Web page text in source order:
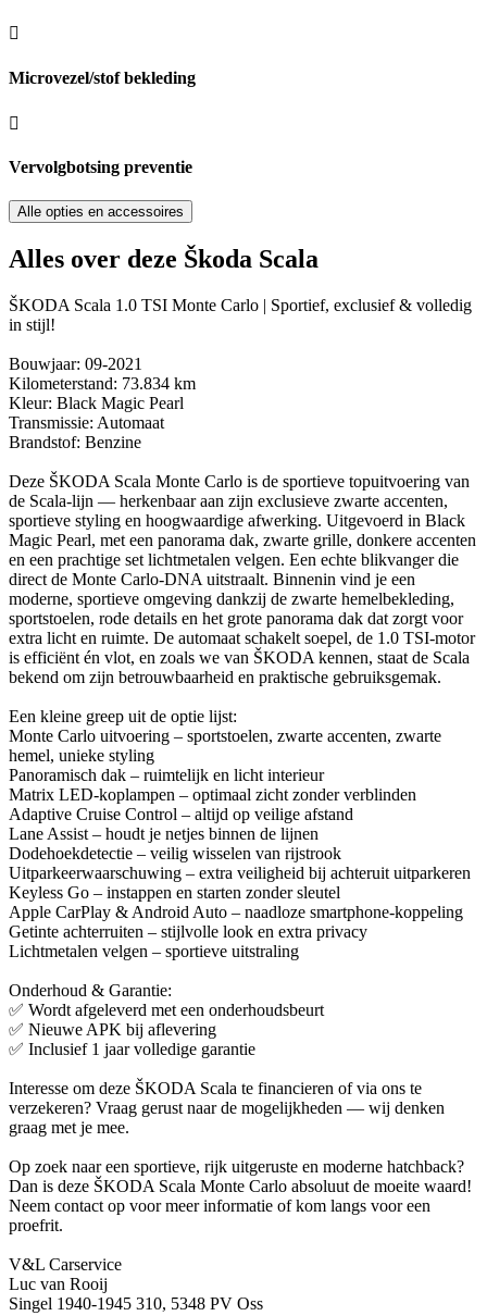
Microvezel/stof bekleding
Vervolgbotsing preventie
Alle opties en accessoires
Alles over deze Škoda Scala
ŠKODA Scala 1.0 TSI Monte Carlo | Sportief, exclusief & volledig
in stijl!
Bouwjaar: 09-2021
Kilometerstand: 73.834 km
Kleur: Black Magic Pearl
Transmissie: Automaat
Brandstof: Benzine
Deze ŠKODA Scala Monte Carlo is de sportieve topuitvoering van
de Scala-lijn — herkenbaar aan zijn exclusieve zwarte accenten,
sportieve styling en hoogwaardige afwerking. Uitgevoerd in Black
Magic Pearl, met een panorama dak, zwarte grille, donkere accenten
en een prachtige set lichtmetalen velgen. Een echte blikvanger die
direct de Monte Carlo-DNA uitstraalt. Binnenin vind je een
moderne, sportieve omgeving dankzij de zwarte hemelbekleding,
sportstoelen, rode details en het grote panorama dak dat zorgt voor
extra licht en ruimte. De automaat schakelt soepel, de 1.0 TSI-motor
is efficiënt én vlot, en zoals we van ŠKODA kennen, staat de Scala
bekend om zijn betrouwbaarheid en praktische gebruiksgemak.
Een kleine greep uit de optie lijst:
Monte Carlo uitvoering – sportstoelen, zwarte accenten, zwarte
hemel, unieke styling
Panoramisch dak – ruimtelijk en licht interieur
Matrix LED-koplampen – optimaal zicht zonder verblinden
Adaptive Cruise Control – altijd op veilige afstand
Lane Assist – houdt je netjes binnen de lijnen
Dodehoekdetectie – veilig wisselen van rijstrook
Uitparkeerwaarschuwing – extra veiligheid bij achteruit uitparkeren
Keyless Go – instappen en starten zonder sleutel
Apple CarPlay & Android Auto – naadloze smartphone-koppeling
Getinte achterruiten – stijlvolle look en extra privacy
Lichtmetalen velgen – sportieve uitstraling
Onderhoud & Garantie:
✅ Wordt afgeleverd met een onderhoudsbeurt
✅ Nieuwe APK bij aflevering
✅ Inclusief 1 jaar volledige garantie
Interesse om deze ŠKODA Scala te financieren of via ons te
verzekeren? Vraag gerust naar de mogelijkheden — wij denken
graag met je mee.
Op zoek naar een sportieve, rijk uitgeruste en moderne hatchback?
Dan is deze ŠKODA Scala Monte Carlo absoluut de moeite waard!
Neem contact op voor meer informatie of kom langs voor een
proefrit.
V&L Carservice
Luc van Rooij
Singel 1940-1945 310, 5348 PV Oss